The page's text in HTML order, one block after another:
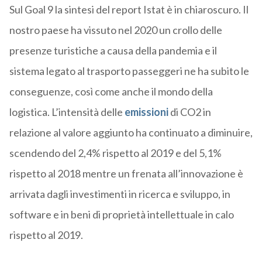
Sul Goal 9 la sintesi del report Istat è in chiaroscuro. Il
nostro paese ha vissuto nel 2020 un crollo delle
presenze turistiche a causa della pandemia e il
sistema legato al trasporto passeggeri ne ha subito le
conseguenze, così come anche il mondo della
logistica. L’intensità delle emissionidi CO2 in
relazione al valore aggiunto ha continuato a diminuire,
scendendo del 2,4% rispetto al 2019 e del 5,1%
rispetto al 2018 mentre un frenata all’innovazione è
arrivata dagli investimenti in ricerca e sviluppo, in
software e in beni di proprietà intellettuale in calo
rispetto al 2019.